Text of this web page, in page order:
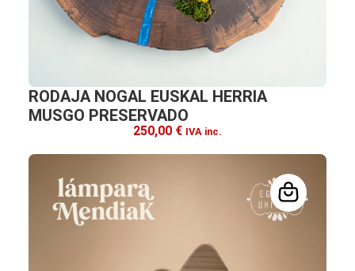
RODAJA NOGAL EUSKAL HERRIA
MUSGO PRESERVADO
250,00 € IVA inc.